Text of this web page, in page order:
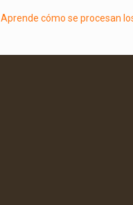
Aprende cómo se procesan